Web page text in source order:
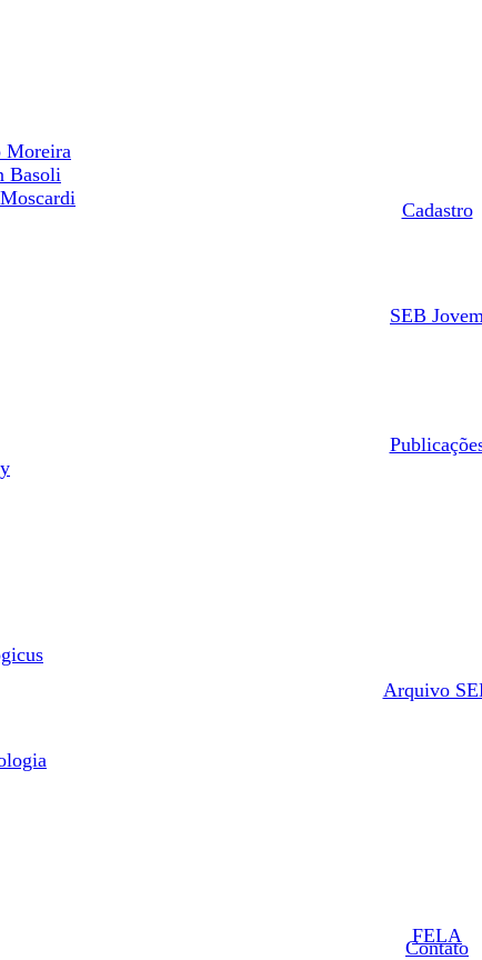
Moreira
Basoli
Cadastro
SEB Jovem
Arquivo
FELA
Contato